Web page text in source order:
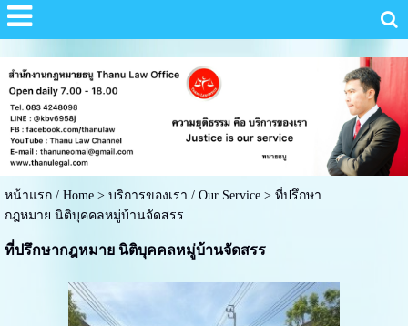
หน้าแรก / Home> บริการของเรา / Our Service> ที่ปรึกษา
กฎหมาย นิติบุคคลหมู่บ้านจัดสรร
ที่ปรึกษากฎหมาย นิติบุคคลหมู่บ้านจัดสรร